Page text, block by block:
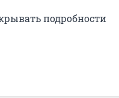
подробности